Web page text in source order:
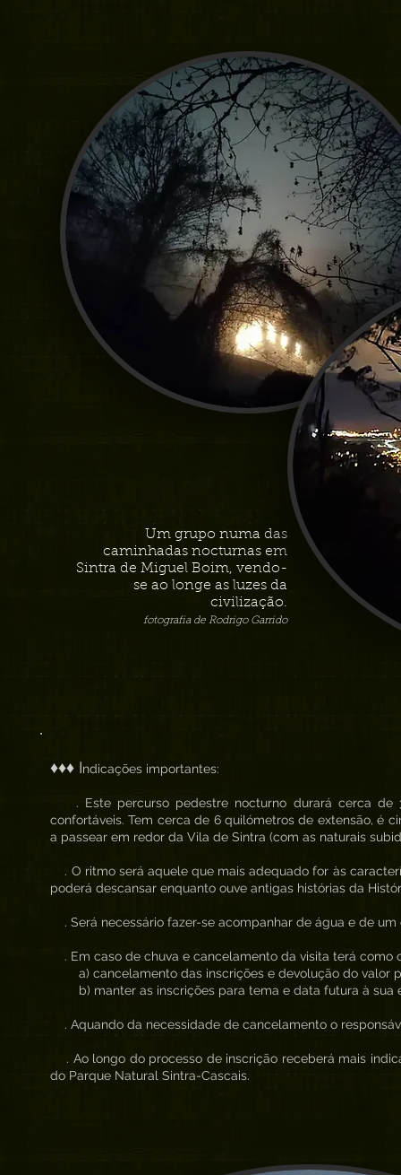
Um grupo numa das
caminhadas nocturnas em
Sintra de Miguel Boim, vendo-
se ao longe as luzes da
civilização.
fotografia de Rodrigo Garrido
♦♦♦ Indicações importantes:
. Este percurso pedestre nocturno durará cerca de
confortáveis. Tem cerca de 6 quilómetros de extensão, é
a passear em redor da Vila de Sintra (com as naturais
. O ritmo será aquele que mais adequado for às
poderá descansar enquanto ouve antigas histórias da
. Será necessário fazer-se acompanhar de água e de um
. Em caso de chuva e cancelamento da visita terá como
a) cancelamento das inscrições e devolução do valor
b) manter as inscrições para tema e data futura à sua
. Aquando da necessidade de cancelamento o
. Ao longo do processo de inscrição receberá mais
do Parque Natural Sintra-Cascais.